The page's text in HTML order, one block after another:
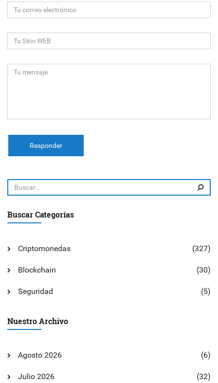
Responder
Buscar Categorías
Criptomonedas (327)
Blockchain (30)
Seguridad (5)
Nuestro Archivo
Agosto 2026 (6)
Julio 2026 (32)